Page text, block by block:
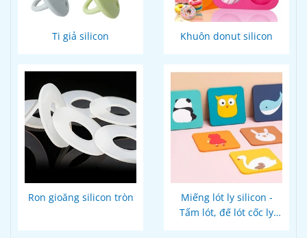
Ti giả silicon Khuôn donut silicon
Ron gioăng silicon tròn
Miếng lót ly silicon -
Tấm lót, đế lót cốc ly